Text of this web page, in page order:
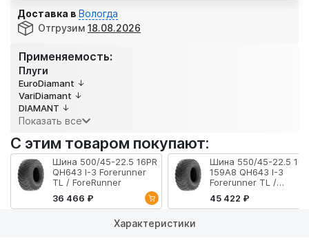
Применяемость:
Плуги
EuroDiamant
VariDiamant
DIAMANT
Показать все
Доставка в Вологда
Отгрузим 18.08.2026
С этим товаром покупают:
Шина 500/45-22.5 16PR
QH643 I-3 Forerunner
TL / ForeRunner
36 466 ₽
Шина 550/45-22.5
159A8 QH643 I-3
Forerunner TL /
45 422 ₽
Характеристики